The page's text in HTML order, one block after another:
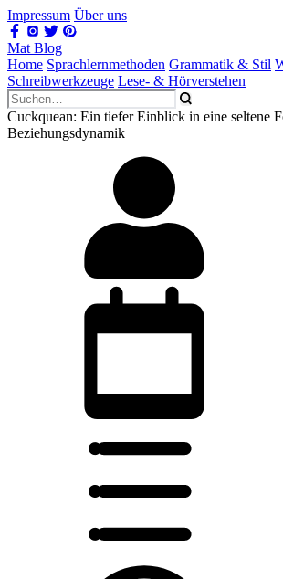
Impressum Über uns
Mat Blog
Home Sprachlernmethoden Grammatik & Stil
Schreibwerkzeuge Lese- & Hörverstehen
Cuckquean: Ein tiefer Einblick in eine seltene
Beziehungsdynamik